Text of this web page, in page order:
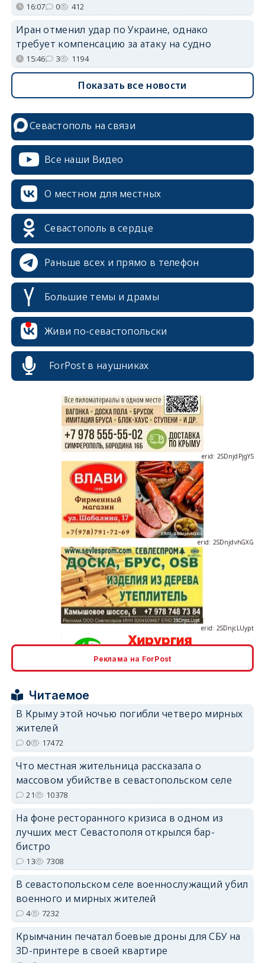
16:07 0 412
Иран отменил удар по Украине, однако
требует компенсацию за атаку на судно
15:46 3 1194
Показать все новости
Севастополь на связи
Все наши Видео
О местном для местных
Севастополь в сердце
Раньше всех и прямо в телефон
Большие темы и драмы
Живи по-севастопольски
ForPost в наушниках
erid: 2SDnjdPjgYS
erid: 2SDnjdvhGXG
Реклама на ForPost
Читаемое
В Крыму этой ночью погибли четверо мирных
жителей
0 17472
Что местная жительница рассказала о
массовом убийстве в севастопольском селе
21 10378
На фоне ресторанного кризиса в одном из
лучших мест Севастополя открылся бар-
бистро
13 7308
В севастопольском селе военнослужащий убил
военного и мирных жителей
4 7232
Крымчанин печатал боевые дроны для СБУ на
3D-принтере в своей квартире